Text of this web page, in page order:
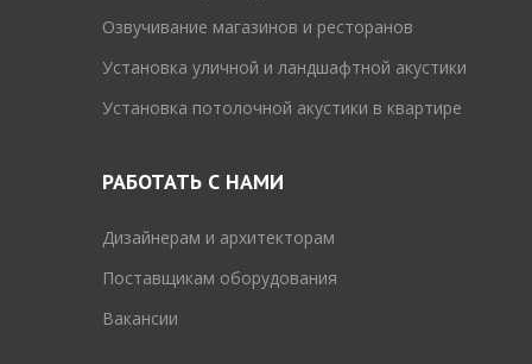
Озвучивание магазинов и ресторанов
Установка уличной и ландшафтной акустики
Установка потолочной акустики в квартире
РАБОТАТЬ С НАМИ
Дизайнерам и архитекторам
Поставщикам оборудования
Вакансии